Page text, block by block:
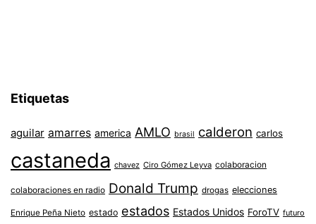
Etiquetas
aguilar amarres america AMLO brasil calderon carlos
castaneda chavez Ciro Gómez Leyva colaboracion
colaboraciones en radio Donald Trump drogas elecciones
Enrique Peña Nieto estado estados Estados Unidos ForoTV futuro